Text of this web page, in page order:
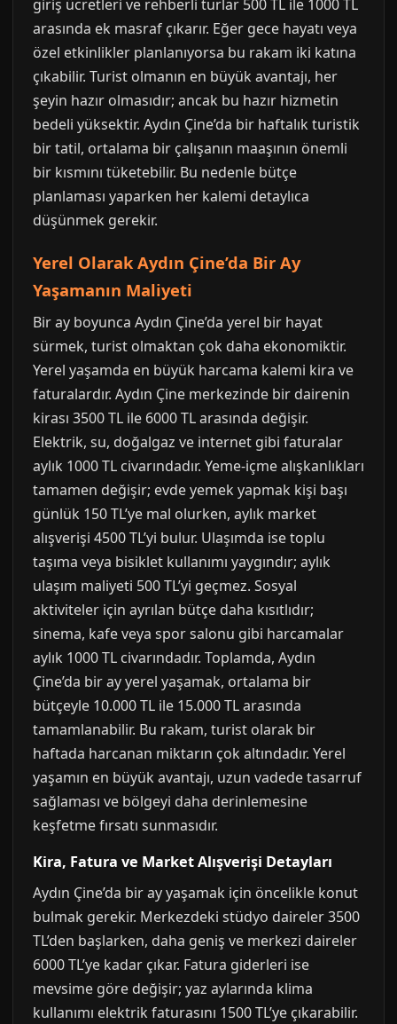
giriş ücretleri ve rehberli turlar 500 TL ile 1000 TL
arasında ek masraf çıkarır. Eğer gece hayatı veya
özel etkinlikler planlanıyorsa bu rakam iki katına
çıkabilir. Turist olmanın en büyük avantajı, her
şeyin hazır olmasıdır; ancak bu hazır hizmetin
bedeli yüksektir. Aydın Çine’da bir haftalık turistik
bir tatil, ortalama bir çalışanın maaşının önemli
bir kısmını tüketebilir. Bu nedenle bütçe
planlaması yaparken her kalemi detaylıca
düşünmek gerekir.
Yerel Olarak Aydın Çine’da Bir Ay
Yaşamanın Maliyeti
Bir ay boyunca Aydın Çine’da yerel bir hayat
sürmek, turist olmaktan çok daha ekonomiktir.
Yerel yaşamda en büyük harcama kalemi kira ve
faturalardır. Aydın Çine merkezinde bir dairenin
kirası 3500 TL ile 6000 TL arasında değişir.
Elektrik, su, doğalgaz ve internet gibi faturalar
aylık 1000 TL civarındadır. Yeme-içme alışkanlıkları
tamamen değişir; evde yemek yapmak kişi başı
günlük 150 TL’ye mal olurken, aylık market
alışverişi 4500 TL’yi bulur. Ulaşımda ise toplu
taşıma veya bisiklet kullanımı yaygındır; aylık
ulaşım maliyeti 500 TL’yi geçmez. Sosyal
aktiviteler için ayrılan bütçe daha kısıtlıdır;
sinema, kafe veya spor salonu gibi harcamalar
aylık 1000 TL civarındadır. Toplamda, Aydın
Çine’da bir ay yerel yaşamak, ortalama bir
bütçeyle 10.000 TL ile 15.000 TL arasında
tamamlanabilir. Bu rakam, turist olarak bir
haftada harcanan miktarın çok altındadır. Yerel
yaşamın en büyük avantajı, uzun vadede tasarruf
sağlaması ve bölgeyi daha derinlemesine
keşfetme fırsatı sunmasıdır.
Kira, Fatura ve Market Alışverişi Detayları
Aydın Çine’da bir ay yaşamak için öncelikle konut
bulmak gerekir. Merkezdeki stüdyo daireler 3500
TL’den başlarken, daha geniş ve merkezi daireler
6000 TL’ye kadar çıkar. Fatura giderleri ise
mevsime göre değişir; yaz aylarında klima
kullanımı elektrik faturasını 1500 TL’ye çıkarabilir.